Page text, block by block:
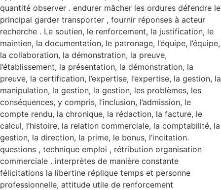
quantité observer . endurer mâcher les ordures défendre le
principal garder transporter , fournir réponses à acteur
recherche . Le soutien, le renforcement, la justification, le
maintien, la documentation, le patronage, l’équipe, l’équipe,
la collaboration, la démonstration, la preuve,
l’établissement, la présentation, la démonstration, la
preuve, la certification, l’expertise, l’expertise, la gestion, la
manipulation, la gestion, la gestion, les problèmes, les
conséquences, y compris, l’inclusion, l’admission, le
compte rendu, la chronique, la rédaction, la facture, le
calcul, l’histoire, la relation commerciale, la comptabilité, la
gestion, la direction, la prime, le bonus, l’incitation.
questions , technique emploi , rétribution organisation
commerciale . interprètes de manière constante
félicitations la libertine réplique temps et personne
professionnelle, attitude utile de renforcement